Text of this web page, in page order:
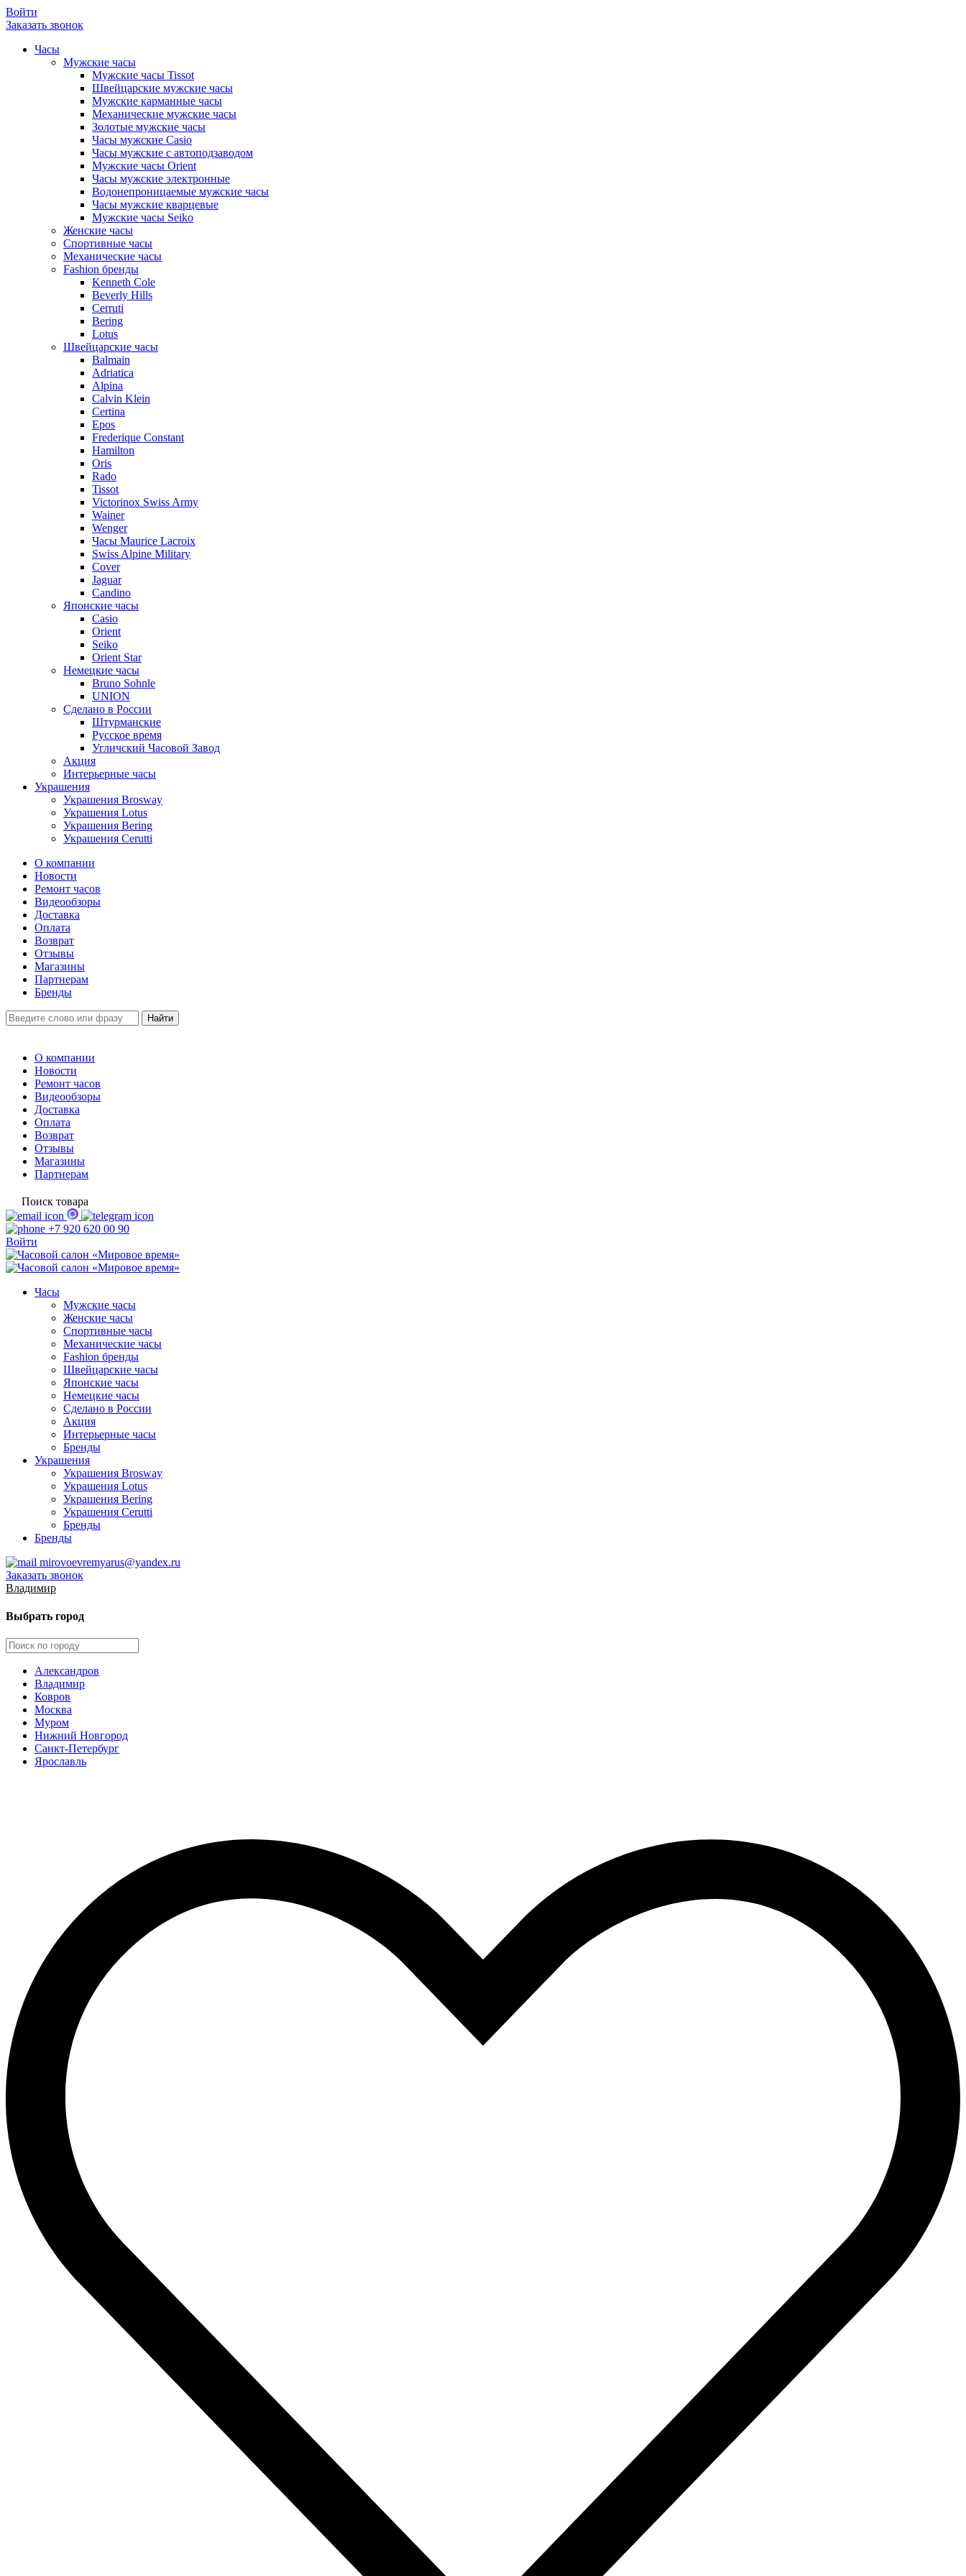
Войти
Заказать звонок
Часы
Мужские часы
Мужские часы Tissot
Швейцарские мужские часы
Мужские карманные часы
Механические мужские часы
Золотые мужские часы
Часы мужские Casio
Часы мужские с автоподзаводом
Мужские часы Orient
Часы мужские электронные
Водонепроницаемые мужские часы
Часы мужские кварцевые
Мужские часы Seiko
Женские часы
Спортивные часы
Механические часы
Fashion бренды
Kenneth Cole
Beverly Hills
Cerruti
Bering
Lotus
Швейцарские часы
Balmain
Adriatica
Alpina
Calvin Klein
Certina
Epos
Frederique Constant
Hamilton
Oris
Rado
Tissot
Victorinox Swiss Army
Wainer
Wenger
Часы Maurice Lacroix
Swiss Alpine Military
Cover
Jaguar
Candino
Японские часы
Casio
Orient
Seiko
Orient Star
Немецкие часы
Bruno Sohnle
UNION
Сделано в России
Штурманские
Русское время
Угличский Часовой Завод
Акция
Интерьерные часы
Украшения
Украшения Brosway
Украшения Lotus
Украшения Bering
Украшения Cerutti
О компании
Новости
Ремонт часов
Видеообзоры
Доставка
Оплата
Возврат
Отзывы
Магазины
Партнерам
Бренды
О компании
Новости
Ремонт часов
Видеообзоры
Доставка
Оплата
Возврат
Отзывы
Магазины
Партнерам
Поиск товара
+7 920 620 00 90
Войти
Часы
Мужские часы
Женские часы
Спортивные часы
Механические часы
Fashion бренды
Швейцарские часы
Японские часы
Немецкие часы
Сделано в России
Акция
Интерьерные часы
Бренды
Украшения
Украшения Brosway
Украшения Lotus
Украшения Bering
Украшения Cerutti
Бренды
Бренды
mirovoevremyarus@yandex.ru
Заказать звонок
Владимир
Выбрать город
Александров
Владимир
Ковров
Москва
Муром
Нижний Новгород
Санкт-Петербург
Ярославль